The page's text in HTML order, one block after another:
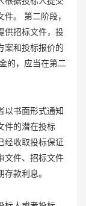
。 第二阶段，
供招标文件，投
案和投标报价的
的，应当在第二
以书面形式通知
件的潜在投标
经收取投标保证
文件、招标文件
款利息。